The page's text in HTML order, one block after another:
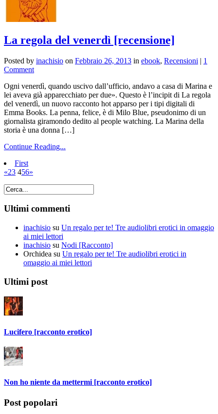
La regola del venerdì [recensione]
Posted by inachisio on Febbraio 26, 2013 in ebook, Recensioni | 1
Comment
Ogni venerdì, quando uscivo dall’ufficio, andavo a casa di Marina e
lei aveva già apparecchiato per due». Questo è l’incipit di La regola
del venerdì, un nuovo racconto hot apparso per i tipi digitali di
Emma Books. La penna, felice, è di Milo Blue, pseudonimo di un
giornalista giramondo dedito al people watching. La Marina della
storia è una donna […]
Continue Reading...
First
«23 456»
Ultimi commenti
inachisio su Un regalo per te! Tre audiolibri erotici in omaggio
ai miei lettori
inachisio su Nodi [Racconto]
Orchidea su Un regalo per te! Tre audiolibri erotici in
omaggio ai miei lettori
Ultimi post
Lucifero [racconto erotico]
Non ho niente da mettermi [racconto erotico]
Post popolari